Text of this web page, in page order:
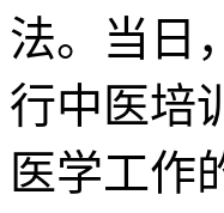
法。当日
行中医培
医学工作